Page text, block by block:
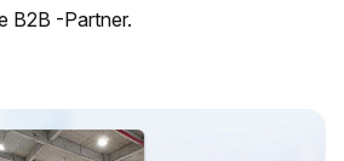
B2B -Partner.